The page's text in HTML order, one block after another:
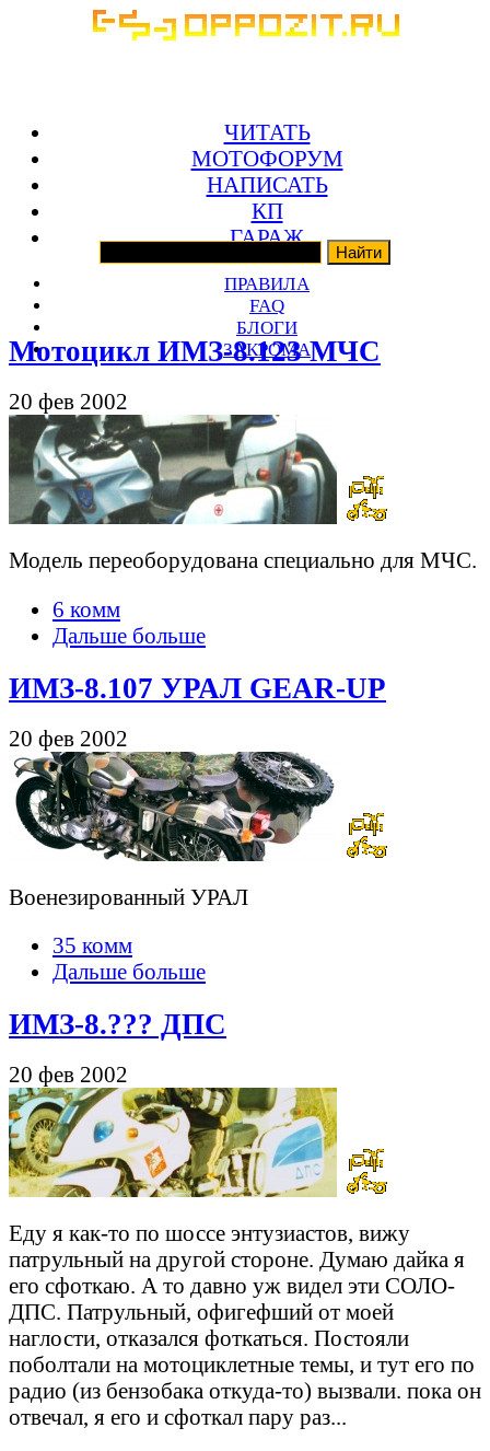
ЧИТАТЬ
МОТОФОРУМ
НАПИСАТЬ
КП
ГАРАЖ
ПРАВИЛА
FAQ
БЛОГИ
ЗАКРОМА
Мотоцикл ИМЗ-8.123 МЧС
20 фев 2002
Модель переоборудована специально для МЧС.
6 комм
Дальше больше
ИМЗ-8.107 УРАЛ GEAR-UP
20 фев 2002
Военезированный УРАЛ
35 комм
Дальше больше
ИМЗ-8.??? ДПС
20 фев 2002
Еду я как-то по шоссе энтузиастов, вижу
патрульный на другой стороне. Думаю дайка я
его сфоткаю. А то давно уж видел эти СОЛО-
ДПС. Патрульный, офигефший от моей
наглости, отказался фоткаться. Постояли
поболтали на мотоциклетные темы, и тут его по
радио (из бензобака откуда-то) вызвали. пока он
отвечал, я его и сфоткал пару раз...